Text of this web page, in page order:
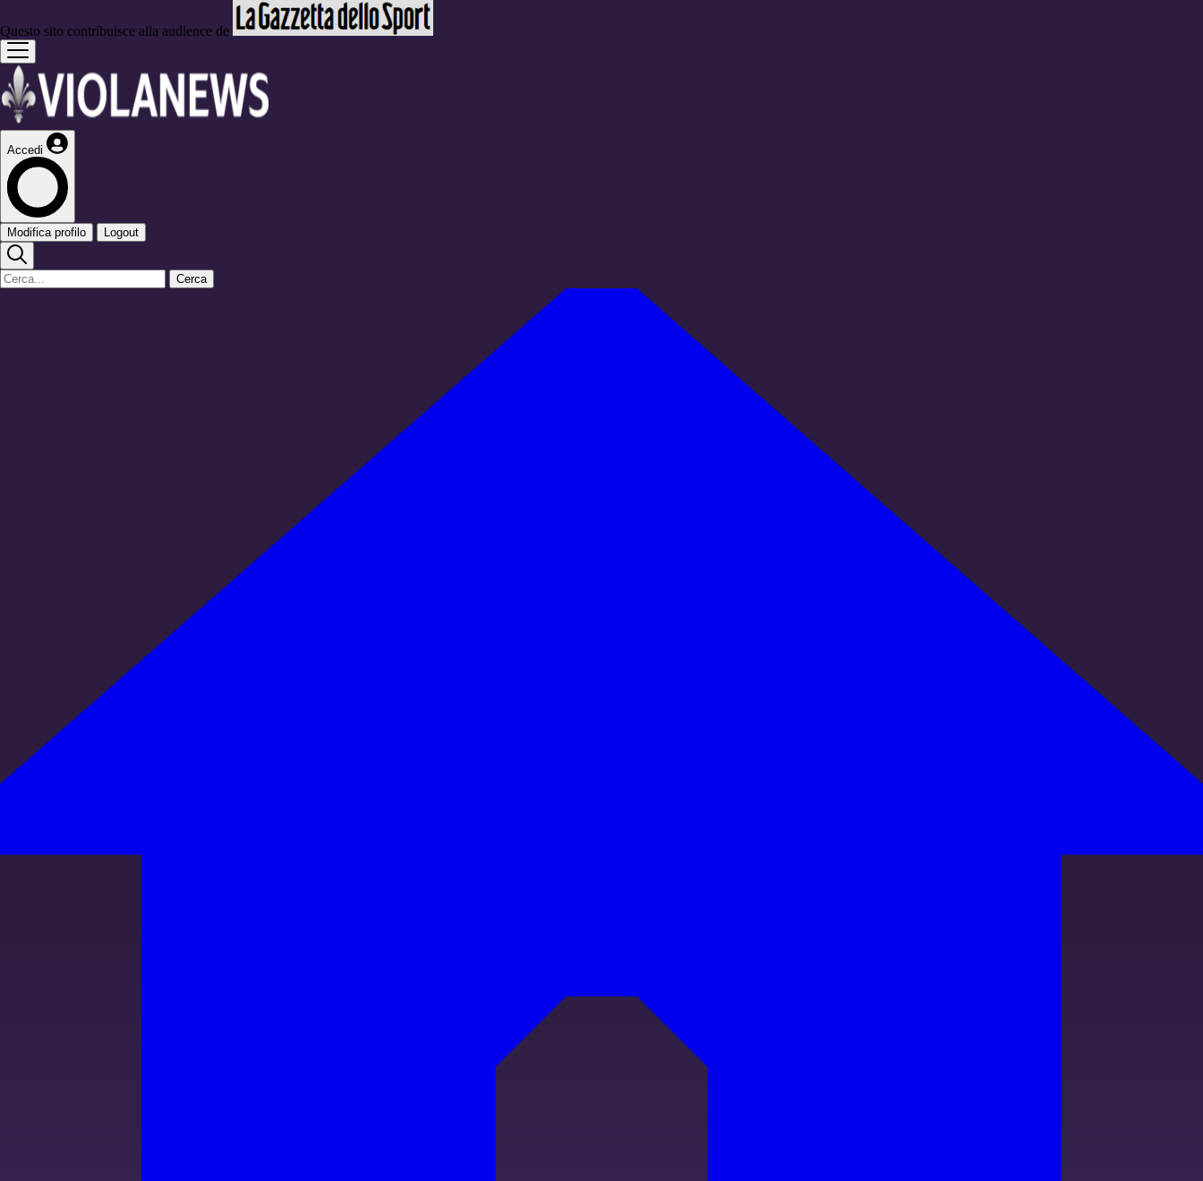
Questo sito contribuisce alla audience de
Accedi
Modifica profilo Logout
Cerca